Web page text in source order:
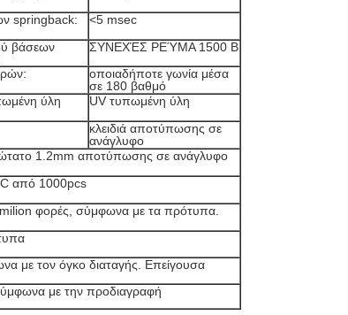
springback:
<5 msec
βάσεων
ΣΥΝΕΧΈΣ ΡΕΎΜΑ 1500 Β
οποιαδήποτε γωνία μέσα
σε 180 βαθμό
ύλη
UV τυπωμένη ύλη
κλειδιά αποτύπωσης σε
ανάγλυφο
1.2mm αποτύπωσης σε ανάγλυφο
από 1000pcs
milion φορές, σύμφωνα με τα πρότυπα.
με τον όγκο διαταγής. Επείγουσα
με την προδιαγραφή